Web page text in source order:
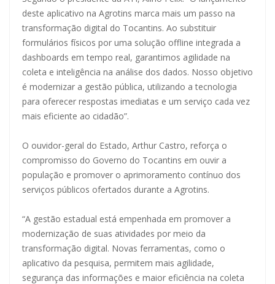
deste aplicativo na Agrotins marca mais um passo na
transformação digital do Tocantins. Ao substituir
formulários físicos por uma solução offline integrada a
dashboards em tempo real, garantimos agilidade na
coleta e inteligência na análise dos dados. Nosso objetivo
é modernizar a gestão pública, utilizando a tecnologia
para oferecer respostas imediatas e um serviço cada vez
mais eficiente ao cidadão”.
O ouvidor-geral do Estado, Arthur Castro, reforça o
compromisso do Governo do Tocantins em ouvir a
população e promover o aprimoramento contínuo dos
serviços públicos ofertados durante a Agrotins.
“A gestão estadual está empenhada em promover a
modernização de suas atividades por meio da
transformação digital. Novas ferramentas, como o
aplicativo da pesquisa, permitem mais agilidade,
segurança das informações e maior eficiência na coleta